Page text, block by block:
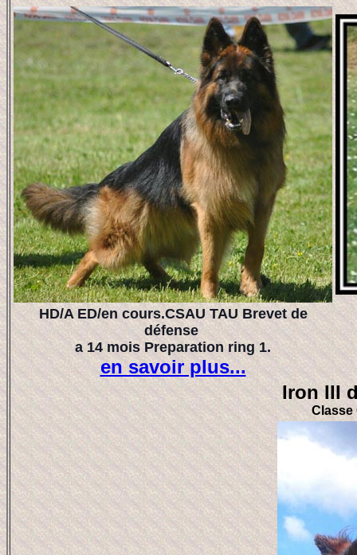
HD/A ED/en cours.CSAU TAU Brevet de
défense
a 14 mois Preparation ring 1.
en savoir plus...
Iron III
Classe